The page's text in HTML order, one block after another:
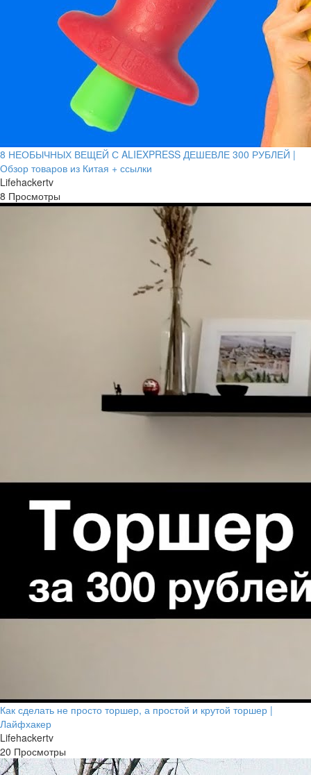
8 НЕОБЫЧНЫХ ВЕЩЕЙ С ALIEXPRESS ДЕШЕВЛЕ 300 РУБЛЕЙ |
Обзор товаров из Китая + ссылки
Lifehackertv
8 Просмотры
Как сделать не просто торшер, а простой и крутой торшер |
Лайфхакер
Lifehackertv
20 Просмотры